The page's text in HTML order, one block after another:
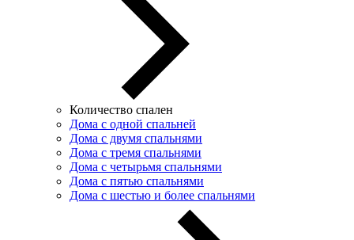
Количество спален
Дома с одной спальней
Дома с двумя спальнями
Дома с тремя спальнями
Дома с четырьмя спальнями
Дома с пятью спальнями
Дома с шестью и более спальнями